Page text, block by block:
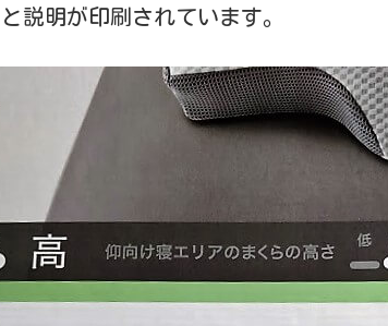
説明が印刷されています。